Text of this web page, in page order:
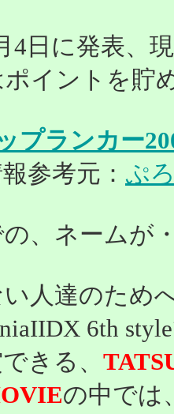
4日に発表、
イントを貯
プランカー
報参考元： ぷ
、ネームが
人達のため
6th
きる、
の中では